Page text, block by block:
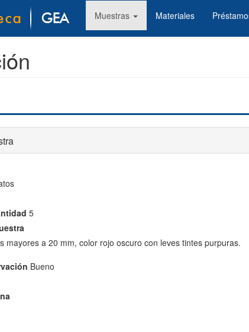
Muestras Materiales
5
mayores a 20 mm, color rojo oscuro con leves tintes purpuras.
Bueno